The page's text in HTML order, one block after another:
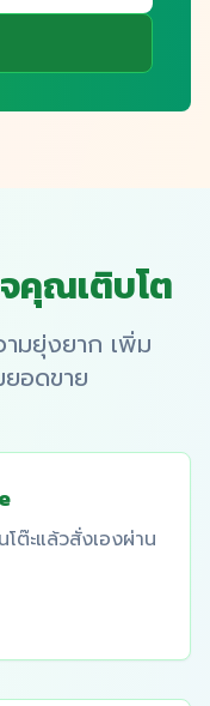
คุณเติบโต
มยุ่งยาก เพิ่ม
อดขาย
ต๊ะแล้วสั่งเองผ่าน